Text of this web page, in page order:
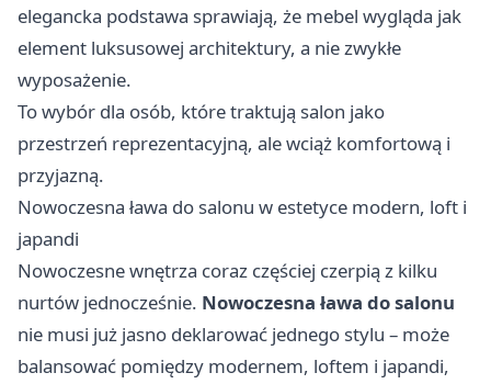
elegancka podstawa sprawiają, że mebel wygląda jak
element luksusowej architektury, a nie zwykłe
wyposażenie.
To wybór dla osób, które traktują salon jako
przestrzeń reprezentacyjną, ale wciąż komfortową i
przyjazną.
Nowoczesna ława do salonu w estetyce modern, loft i
japandi
Nowoczesne wnętrza coraz częściej czerpią z kilku
nurtów jednocześnie. Nowoczesna ława do salonu
nie musi już jasno deklarować jednego stylu – może
balansować pomiędzy modernem, loftem i japandi,